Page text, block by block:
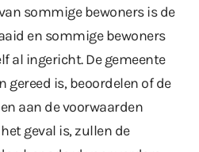
sommige bewoners is de
en sommige bewoners
al ingericht. De gemeente
gereed is, beoordelen of de
aan de voorwaarden
geval is, zullen de